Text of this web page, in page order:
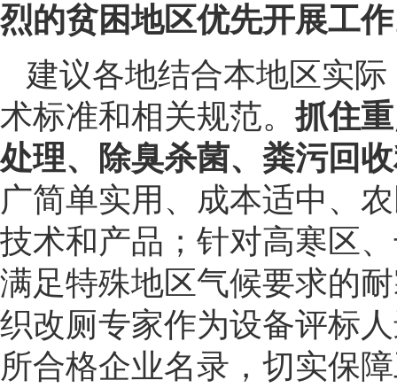
烈的贫困地区优先开展工
建议各地结合本地区实
术标准和相关规范。抓住
处理、除臭杀菌、粪污回
广简单实用、成本适中、
技术和产品；针对高寒区
满足特殊地区气候要求的
织改厕专家作为设备评标
所合格企业名录，切实保